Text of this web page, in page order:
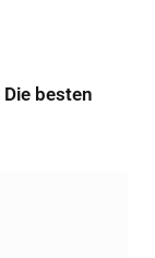
besten